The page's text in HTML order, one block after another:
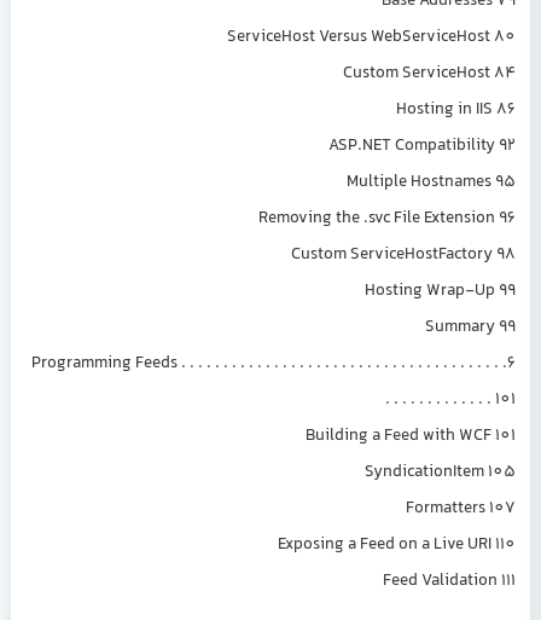
ServiceHost Versus WebServiceHost 80
Custom ServiceHost 84
Hosting in IIS 86
ASP.NET Compatibility 92
Multiple Hostnames 95
Removing the .svc File Extension 96
Custom ServiceHostFactory 98
Hosting Wrap-Up 99
Summary 99
6. Programming Feeds . . . . . . . . . . . . . . . . . . . . . . . . . . . . . . . . . . . . . .
. . . . . . . . . . . . . 101
Building a Feed with WCF 101
SyndicationItem 105
Formatters 107
Exposing a Feed on a Live URI 110
Feed Validation 111